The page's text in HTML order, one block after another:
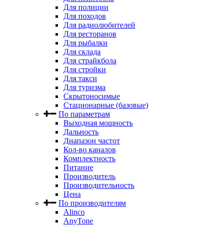
Для полиции
Для походов
Для радиолюбителей
Для ресторанов
Для рыбалки
Для склада
Для страйкбола
Для стройки
Для такси
Для туризма
Скрытоносимые
Стационарные (базовые)
По параметрам
Выходная мощность
Дальность
Диапазон частот
Кол-во каналов
Комплектность
Питание
Производитель
Производительность
Цена
По производителям
Alinco
AnyTone